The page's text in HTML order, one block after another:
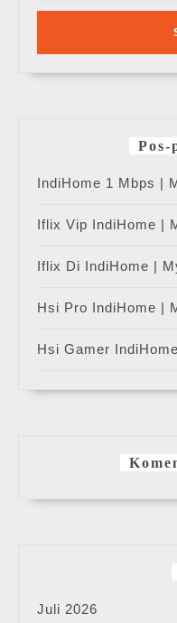
Pos-
IndiHome 1 Mbps |
Iflix Vip IndiHome |
Iflix Di IndiHome |
Hsi Pro IndiHome |
Hsi Gamer
Juli 2026